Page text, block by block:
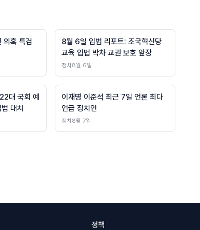
의혹 특검
8월 6일 입법 리포트: 조국혁신당
교육 입법 박차 교권 보호 앞장
정치 8월 6일
대 국회 예
대치
이재명 이준석 최근 7일 언론 최다
언급 정치인
정치 8월 7일
정책